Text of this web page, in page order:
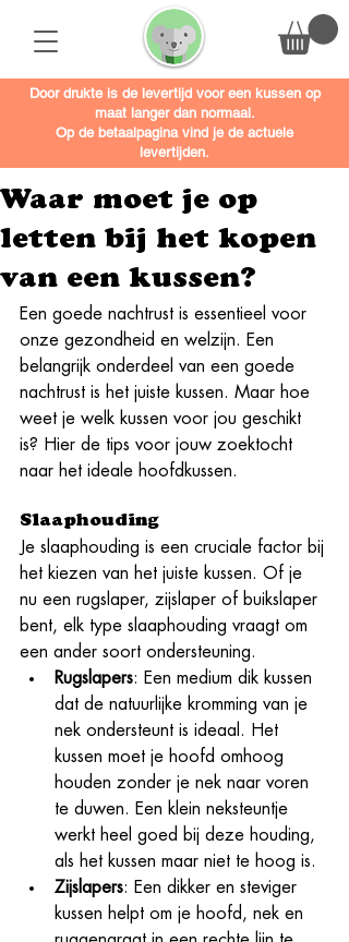
Door drukte is de levertijd voor een kussen op
maat langer dan normaal.
Op de betaalpagina vind je de actuele
levertijden.
Waar moet je op
letten bij het kopen
van een kussen?
Een goede nachtrust is essentieel voor
onze gezondheid en welzijn. Een
belangrijk onderdeel van een goede
nachtrust is het juiste kussen. Maar hoe
weet je welk kussen voor jou geschikt
is? Hier de tips voor jouw zoektocht
naar het ideale hoofdkussen.
Slaaphouding
Je slaaphouding is een cruciale factor bij
het kiezen van het juiste kussen. Of je
nu een rugslaper, zijslaper of buikslaper
bent, elk type slaaphouding vraagt om
een ander soort ondersteuning.
Rugslapers: Een medium dik kussen
dat de natuurlijke kromming van je
nek ondersteunt is ideaal. Het
kussen moet je hoofd omhoog
houden zonder je nek naar voren
te duwen. Een klein neksteuntje
werkt heel goed bij deze houding,
als het kussen maar niet te hoog is.
Zijslapers: Een dikker en steviger
kussen helpt om je hoofd, nek en